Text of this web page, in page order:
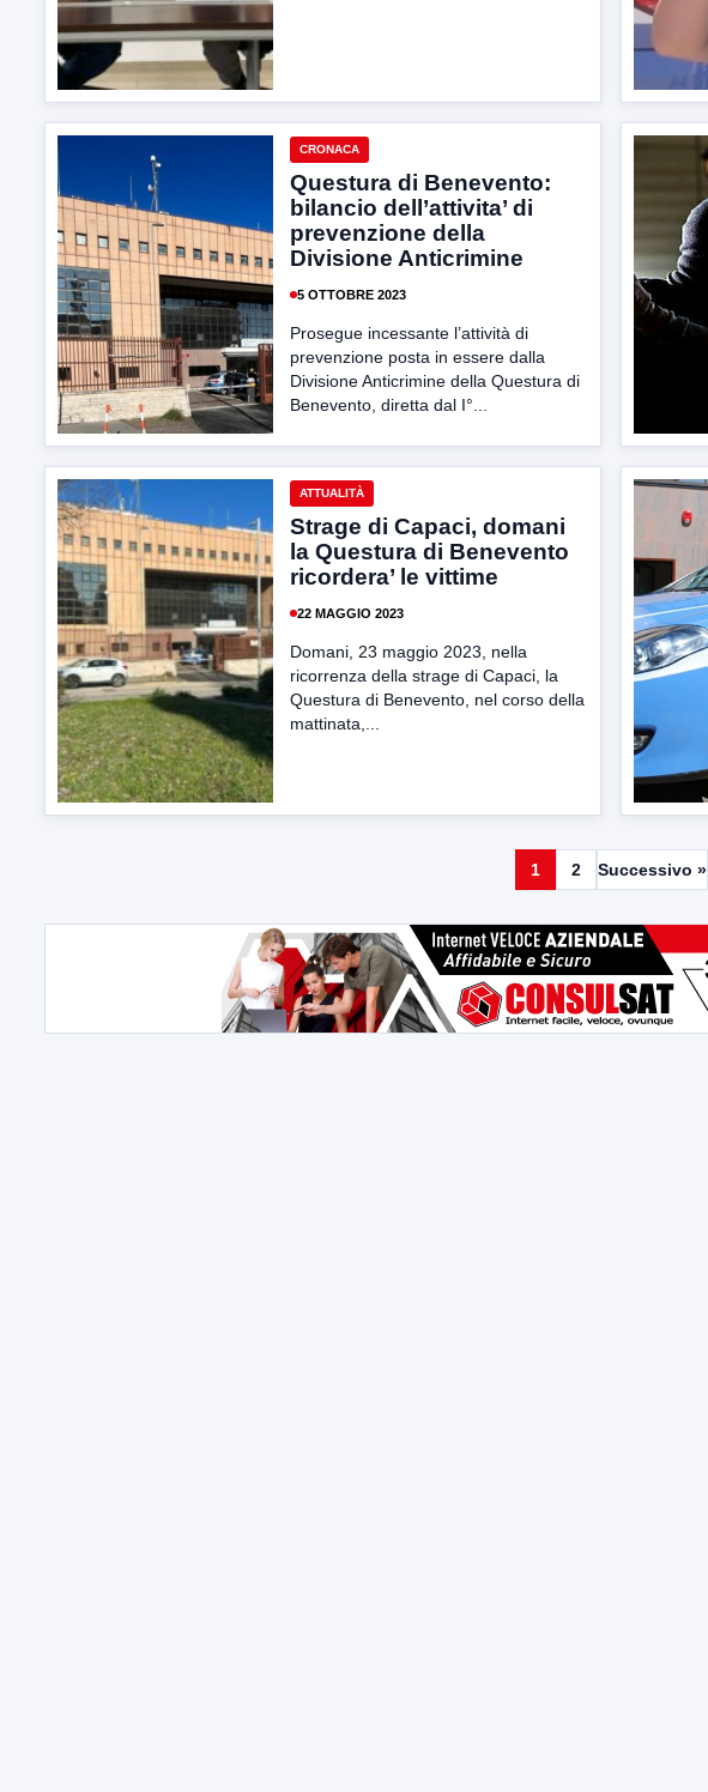
CRONACA
Questura di Benevento:
bilancio dell’attivita’ di
prevenzione della
Divisione Anticrimine
5 OTTOBRE 2023
Prosegue incessante l’attività di
prevenzione posta in essere dalla
Divisione Anticrimine della Questura di
Benevento, diretta dal I°...
ATTUALITÀ
Strage di Capaci, domani
la Questura di Benevento
ricordera’ le vittime
22 MAGGIO 2023
Domani, 23 maggio 2023, nella
ricorrenza della strage di Capaci, la
Questura di Benevento, nel corso della
mattinata,...
1 2 Successivo »